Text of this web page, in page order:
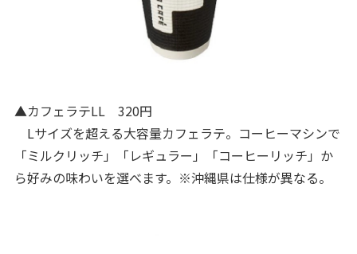
▲カフェラテLL 320円
Lサイズを超える大容量カフェラテ。コーヒーマシンで
「ミルクリッチ」「レギュラー」「コーヒーリッチ」か
ら好みの味わいを選べます。※沖縄県は仕様が異なる。